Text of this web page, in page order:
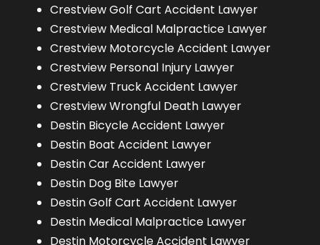
Crestview Golf Cart Accident Lawyer
Crestview Medical Malpractice Lawyer
Crestview Motorcycle Accident Lawyer
Crestview Personal Injury Lawyer
Crestview Truck Accident Lawyer
Crestview Wrongful Death Lawyer
Destin Bicycle Accident Lawyer
Destin Boat Accident Lawyer
Destin Car Accident Lawyer
Destin Dog Bite Lawyer
Destin Golf Cart Accident Lawyer
Destin Medical Malpractice Lawyer
Destin Motorcycle Accident Lawyer